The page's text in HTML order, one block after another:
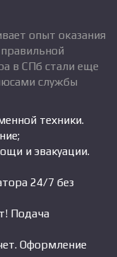
опыт оказания
правильной
в СПб стали еще
службы
техники.
и эвакуации.
24/7 без
Подача
Оформление